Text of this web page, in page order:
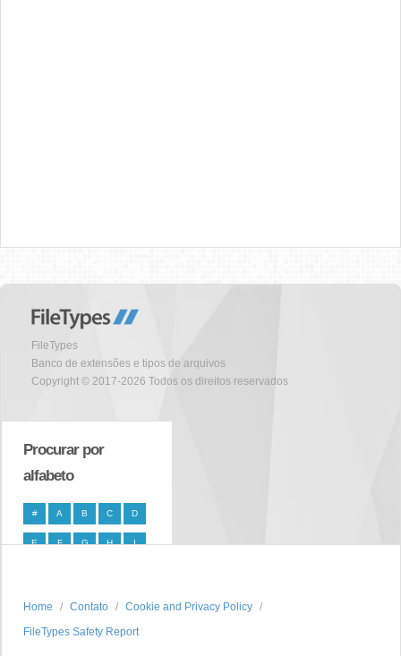
FileTypes
Banco de extensões e tipos de arquivos
Copyright © 2017-2026 Todos os direitos reservados
Procurar por
alfabeto
# A B C D
E F G H I
P S
T U V W X
Home Contato
Cookie and Privacy Policy
FileTypes Safety Report